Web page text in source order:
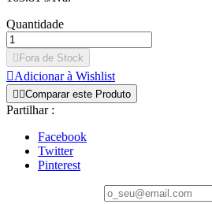
Quantidade
 Fora de Stock
Adicionar à Wishlist
 Comparar este Produto
Partilhar :
Facebook
Twitter
Pinterest